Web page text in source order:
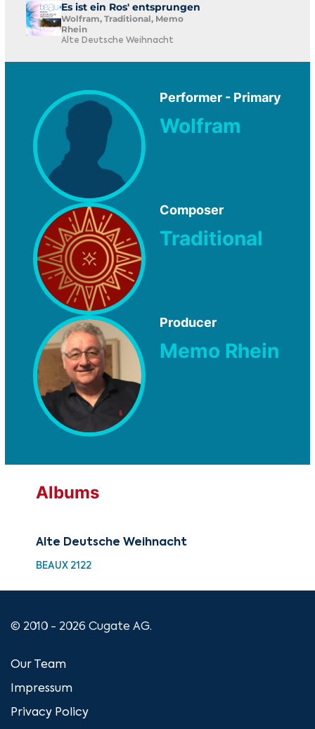
Es ist ein Ros' entsprungen
Wolfram, Traditional, Memo
Rhein
Alte Deutsche Weihnacht
Performer - Primary
Wolfram
Composer
Traditional
Producer
Memo Rhein
Albums
Alte Deutsche Weihnacht
BEAUX 2122
© 2010 - 2026 Cugate AG.
Our Team
Impressum
Privacy Policy